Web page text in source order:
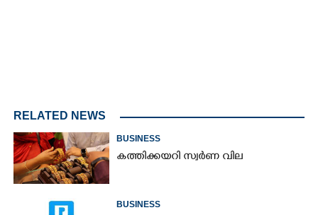
RELATED NEWS
BUSINESS
കത്തിക്കയറി സ്വർണ വില
BUSINESS